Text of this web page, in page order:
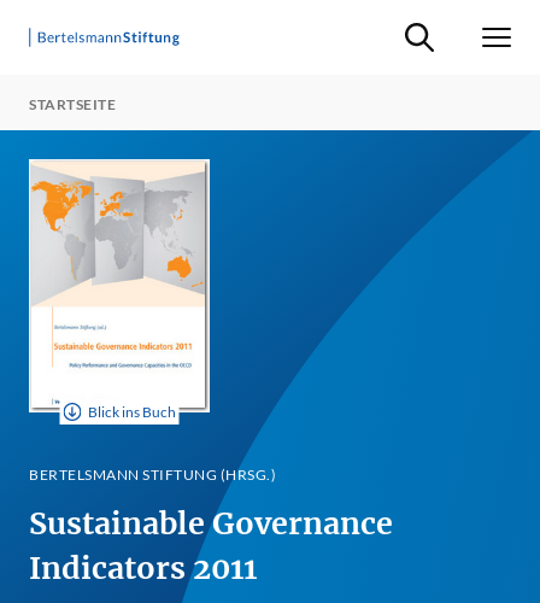
Suche ein-/
STARTSEITE
Blick ins Buch
BERTELSMANN STIFTUNG (HRSG.)
Sustainable Governance
Indicators 2011